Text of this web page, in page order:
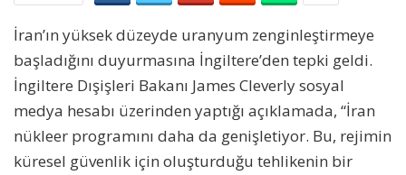
İran’ın yüksek düzeyde uranyum zenginleştirmeye
başladığını duyurmasına İngiltere’den tepki geldi.
İngiltere Dışişleri Bakanı James Cleverly sosyal
medya hesabı üzerinden yaptığı açıklamada, “İran
nükleer programını daha da genişletiyor. Bu, rejimin
küresel güvenlik için oluşturduğu tehlikenin bir